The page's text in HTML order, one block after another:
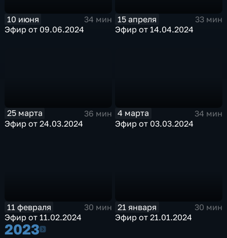
10 июня
34 мин
Эфир от 09.06.2024
15 апреля
33 мин
Эфир от 14.04.2024
25 марта
36 мин
Эфир от 24.03.2024
4 марта
34 мин
Эфир от 03.03.2024
11 февраля
30 мин
Эфир от 11.02.2024
21 января
30 мин
Эфир от 21.01.2024
20232023